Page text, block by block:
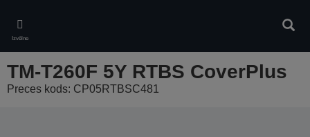
main
content
Izvēlne
TM-T260F 5Y RTBS CoverPlus
Preces kods: CP05RTBSC481